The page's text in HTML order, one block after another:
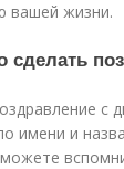
вашей жизни.
сделать
имени и